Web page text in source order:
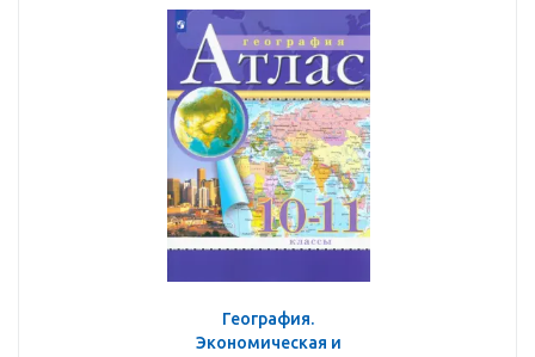
География.
Экономическая и